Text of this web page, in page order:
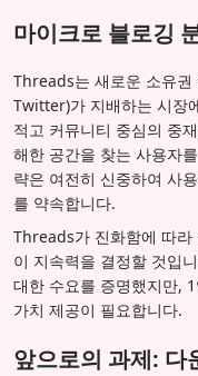
마이크로 블로깅
Threads는 새로운 소유권
Twitter)가 지배하는 시장
적고 커뮤니티 중심의 중
해한 공간을 찾는 사용자
략은 여전히 신중하여 사
를 약속합니다.
Threads가 진화함에 따라
이 지속력을 결정할 것입
대한 수요를 증명했지만,
가치 제공이 필요합니다.
앞으로의 과제: 다